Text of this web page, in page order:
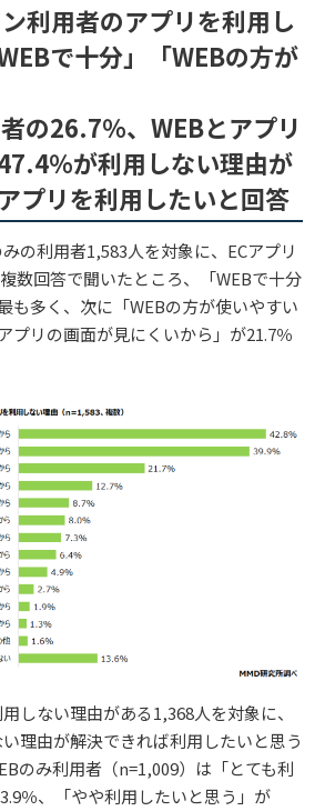
利用者のアプリを利用し
で十分」「WEBの方が
の26.7％、WEBとアプリ
％が利用しない理由が
プリを利用したいと回答
の利用者1,583人を対象に、ECアプリ
数回答で聞いたところ、「WEBで十分
も多く、次に「WEBの方が使いやすい
プリの画面が見にくいから」が21.7％
しない理由がある1,368人を対象に、
理由が解決できれば利用したいと思う
のみ利用者（n=1,009）は「とても利
％、「やや利用したいと思う」が